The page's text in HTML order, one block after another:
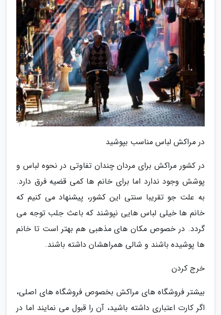
در مراکش لباس مناسب بپوشید
در کشور مراکش برای مردان چندان تفاوتی در نحوه لباس و
پوشش وجود ندارد اما برای خانم ها کمی قضیه فرق دارد.
به علت جو تقریبا سنتی این کشور، پیشنهاد می کنیم که
خانم ها خیلی لباس هایی نپوشند که باعث جلب توجه می
گردد. در خصوص مکان های مذهبی هم بهتر است تا خانم
ها پوشیده باشند و شالی همراهشان داشته باشند.
خرج کردن
بیشتر فروشگاه های مراکش بخصوص فروشگاه های اصلی،
اگر کارت اعتباری داشته باشید، آن را قبول می نمایند اما در